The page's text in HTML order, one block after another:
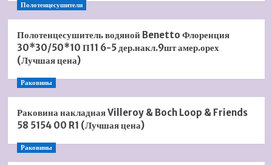
Полотенцесушители
Полотенцесушитель водяной Benetto Флоренция
30*30/50*10 П11 6-5 дер.накл.9шт амер.орех
(Лучшая цена)
Раковины
Раковина накладная Villeroy & Boch Loop & Friends
58 5154 00 R1 (Лучшая цена)
Раковины